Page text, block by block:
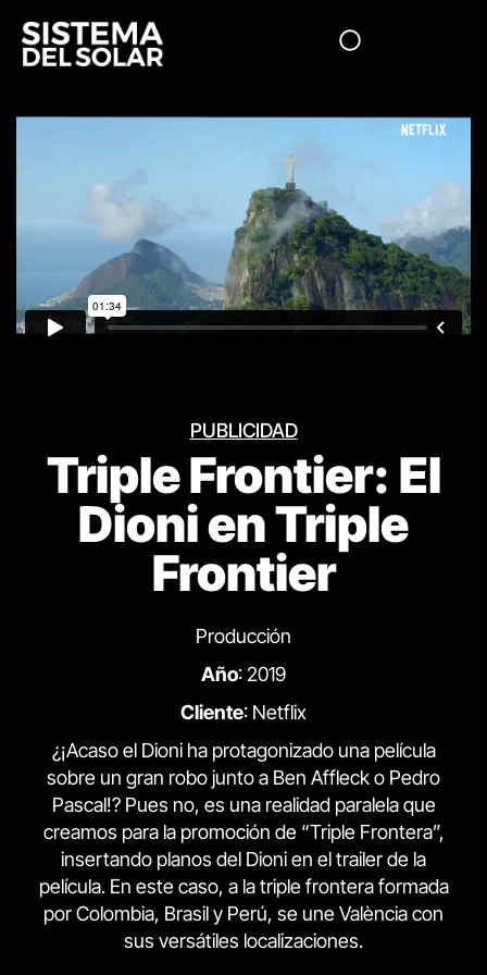
PUBLICIDAD
Triple Frontier: El
Dioni en Triple
Frontier
Producción
Año: 2019
Cliente: Netflix
¿¡Acaso el Dioni ha protagonizado una película
sobre un gran robo junto a Ben Affleck o Pedro
Pascal!? Pues no, es una realidad paralela que
creamos para la promoción de “Triple Frontera”,
insertando planos del Dioni en el trailer de la
película. En este caso, a la triple frontera formada
por Colombia, Brasil y Perú, se une València con
sus versátiles localizaciones.